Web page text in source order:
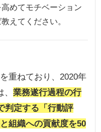
めてモチベーション
えてください。
重ねており、2020年
、業務遂行過程の行
判定する「行動評
組織への貢献度を50